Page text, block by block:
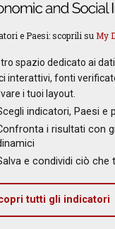
e Paesi: scoprili su My
spazio dedicato ai
interattivi, fonti
i tuoi layout.
indicatori, Paesi e
i risultati con
e condividi ciò che
tutti gli indicatori